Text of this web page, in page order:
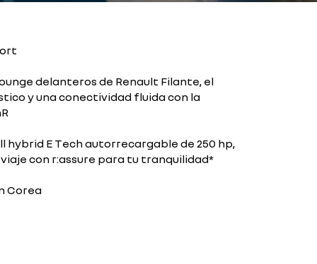
delanteros de Renault Filante, el
y una conectividad fluida con la
E Tech autorrecargable de 250 hp,
con r:assure para tu tranquilidad*
Corea